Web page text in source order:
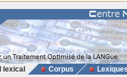
lexical Corpus